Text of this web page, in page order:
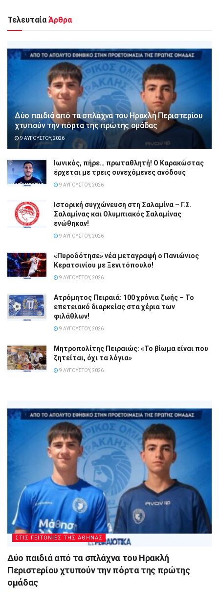
Τελευταία Άρθρα
Δύο παιδιά από τα σπλάχνα του Ηρακλή Περιστερίου
χτυπούν την πόρτα της πρώτης ομάδας
9 ΑΥΓΟΎΣΤΟΥ, 2026
Ιωνικός, πήρε… πρωταθλητή! Ο Καρακώστας
έρχεται με τρεις συνεχόμενες ανόδους
9 ΑΥΓΟΎΣΤΟΥ, 2026
Ιστορική συγχώνευση στη Σαλαμίνα – Γ.Σ.
Σαλαμίνας και Ολυμπιακός Σαλαμίνας
ενώθηκαν!
9 ΑΥΓΟΎΣΤΟΥ, 2026
«Πυροδότησε» νέα μεταγραφή ο Πανιώνιος
Κερατσινίου με Ξενιτόπουλο!
9 ΑΥΓΟΎΣΤΟΥ, 2026
Ατρόμητος Πειραιά: 100 χρόνια ζωής – Το
επετειακό διαρκείας στα χέρια των
φιλάθλων!
9 ΑΥΓΟΎΣΤΟΥ, 2026
Μητροπολίτης Πειραιώς: «Το βίωμα είναι που
ζητείται, όχι τα λόγια»
9 ΑΥΓΟΎΣΤΟΥ, 2026
ΣΤΙΣ ΓΕΙΤΟΝΙΕΣ ΤΗΣ ΑΘΗΝΑΣ
Δύο παιδιά από τα σπλάχνα του Ηρακλή
Περιστερίου χτυπούν την πόρτα της πρώτης
ομάδας